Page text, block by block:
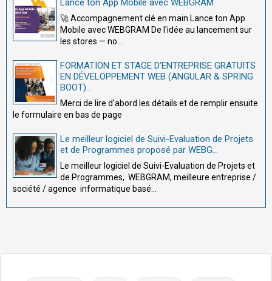
Lance ton App Mobile avec WEBGRAM
🚀 Accompagnement clé en main Lance ton App
Mobile avec WEBGRAM De l'idée au lancement sur
les stores — no...
FORMATION ET STAGE D’ENTREPRISE GRATUITS
EN DÉVELOPPEMENT WEB (ANGULAR & SPRING
BOOT)...
Merci de lire d'abord les détails et de remplir ensuite
le formulaire en bas de page
Le meilleur logiciel de Suivi-Evaluation de Projets
et de Programmes proposé par WEBG...
Le meilleur logiciel de Suivi-Evaluation de Projets et
de Programmes, WEBGRAM, meilleure entreprise /
société / agence informatique basé...